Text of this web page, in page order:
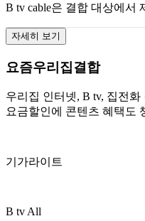
B tv cable은 결합 대상에서
자세히 보기
요즘우리집결합
우리집 인터넷, B tv, 집전화
요금할인에 콘텐츠 혜택도
기가라이트
B tv All